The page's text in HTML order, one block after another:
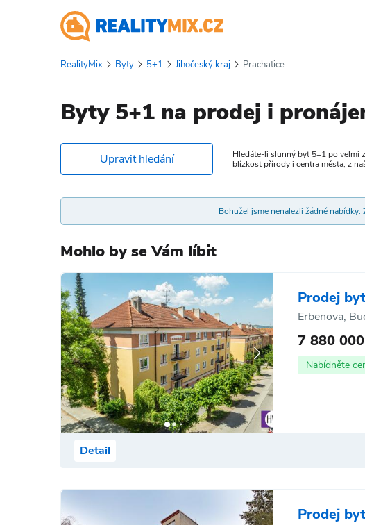
RealityMix Byty 5+1 Jihočeský kraj Prachatice
Byty 5+1 na prodej i
Upravit hledání
Hledáte-li slunný byt 5+1 po velmi
blízkost přírody i centra města, z
Bohužel jsme nenalezli žádné
Mohlo by se Vám líbit
Prodej
Erbenova,
7 880
Nabídněte
Detail
Prodej